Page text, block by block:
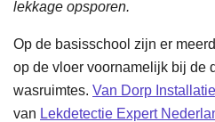
lekkage opsporen.
Op de basisschool zijn er
op de vloer voornamelijk bij de
wasruimtes. Van Dorp
van Lekdetectie Expert